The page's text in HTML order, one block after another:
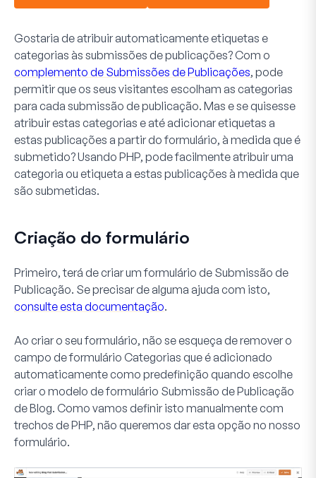
Gostaria de atribuir automaticamente etiquetas e
categorias às submissões de publicações? Com o
complemento de Submissões de Publicações, pode
permitir que os seus visitantes escolham as categorias
para cada submissão de publicação. Mas e se quisesse
atribuir estas categorias e até adicionar etiquetas a
estas publicações a partir do formulário, à medida que é
submetido? Usando PHP, pode facilmente atribuir uma
categoria ou etiqueta a estas publicações à medida que
são submetidas.
Criação do formulário
Primeiro, terá de criar um formulário de Submissão de
Publicação. Se precisar de alguma ajuda com isto,
consulte esta documentação.
Ao criar o seu formulário, não se esqueça de remover o
campo de formulário Categorias que é adicionado
automaticamente como predefinição quando escolhe
criar o modelo de formulário Submissão de Publicação
de Blog. Como vamos definir isto manualmente com
trechos de PHP, não queremos dar esta opção no nosso
formulário.